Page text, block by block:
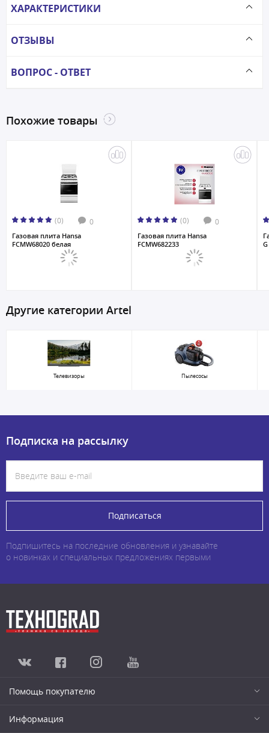
ХАРАКТЕРИСТИКИ
ОТЗЫВЫ
ВОПРОС - ОТВЕТ
Похожие товары
(0) 0
Газовая плита Hansa
FCMW68020 белая
(0) 0
Газовая плита Hansa
FCMW682233
Другие категории Artel
Телевизоры Пылесосы
Подписка на рассылку
Подписаться
Подпишитесь на последние обновления и узнавайте
о новинках и специальных предложениях первыми
Помощь покупателю
Информация